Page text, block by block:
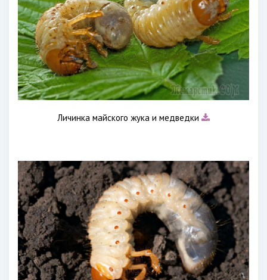
Личинка майского жука и медведки